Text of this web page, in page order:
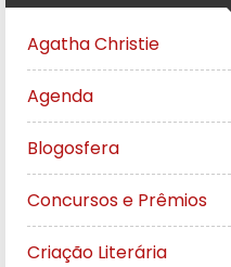
Agatha Christie
Agenda
Blogosfera
Concursos e Prêmios
Criação Literária